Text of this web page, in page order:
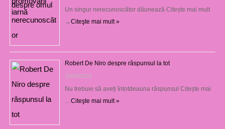
Un singur nerecunoscător dăunează Citește mai mult
→Citeşte mai mult »
Robert De Niro despre răspunsul la tot
10/09/2023
Nu trebuie să aveți întotdeauna răspunsul Citește mai
Citeşte mai mult »